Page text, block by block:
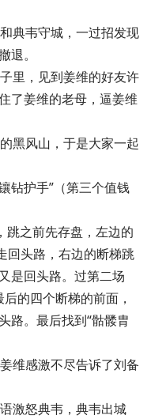
典韦守城，一过招发现
退。
里，见到姜维的好友许
了姜维的老母，逼姜维
黑风山，于是大家一起
钻护手”（第三个值钱
跳之前先存盘，左边的
回头路，右边的断梯跳
是回头路。过第二场
的四个断梯的前面，
路。最后找到“骷髅胄
维感激不尽告诉了刘备
激怒典韦，典韦出城